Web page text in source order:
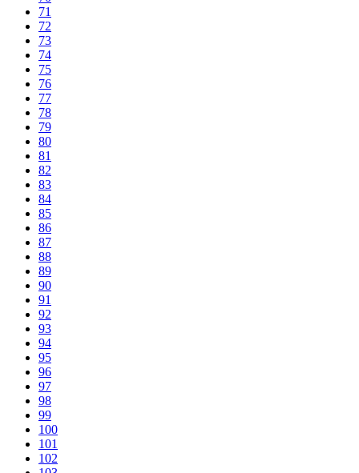
71
72
73
74
75
76
77
78
79
80
81
82
83
84
85
86
87
88
89
90
91
92
93
94
95
96
97
98
99
100
101
102